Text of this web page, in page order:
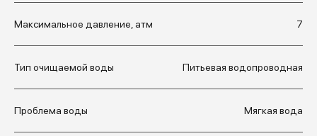
Максимальное давление, атм 7
Тип очищаемой воды Питьевая водопроводная
Проблема воды Мягкая вода